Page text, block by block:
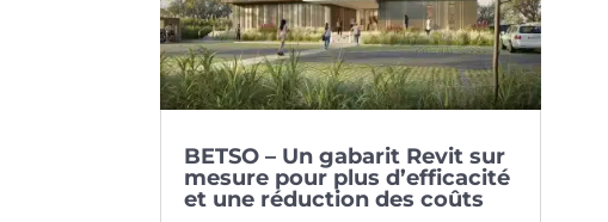
BETSO – Un gabarit Revit sur
mesure pour plus d’efficacité
et une réduction des coûts